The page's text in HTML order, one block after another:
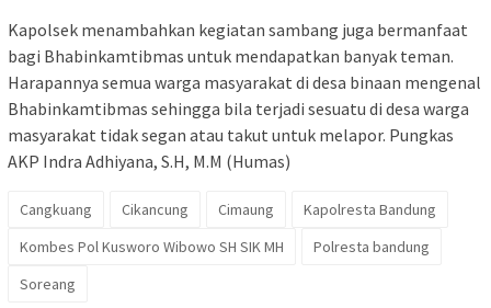
Kapolsek menambahkan kegiatan sambang juga bermanfaat
bagi Bhabinkamtibmas untuk mendapatkan banyak teman.
Harapannya semua warga masyarakat di desa binaan mengenal
Bhabinkamtibmas sehingga bila terjadi sesuatu di desa warga
masyarakat tidak segan atau takut untuk melapor. Pungkas
AKP Indra Adhiyana, S.H, M.M (Humas)
Cangkuang Cikancung Cimaung
Kapolresta Bandung
Kombes Pol Kusworo Wibowo SH SIK MH
Polresta bandung
Soreang